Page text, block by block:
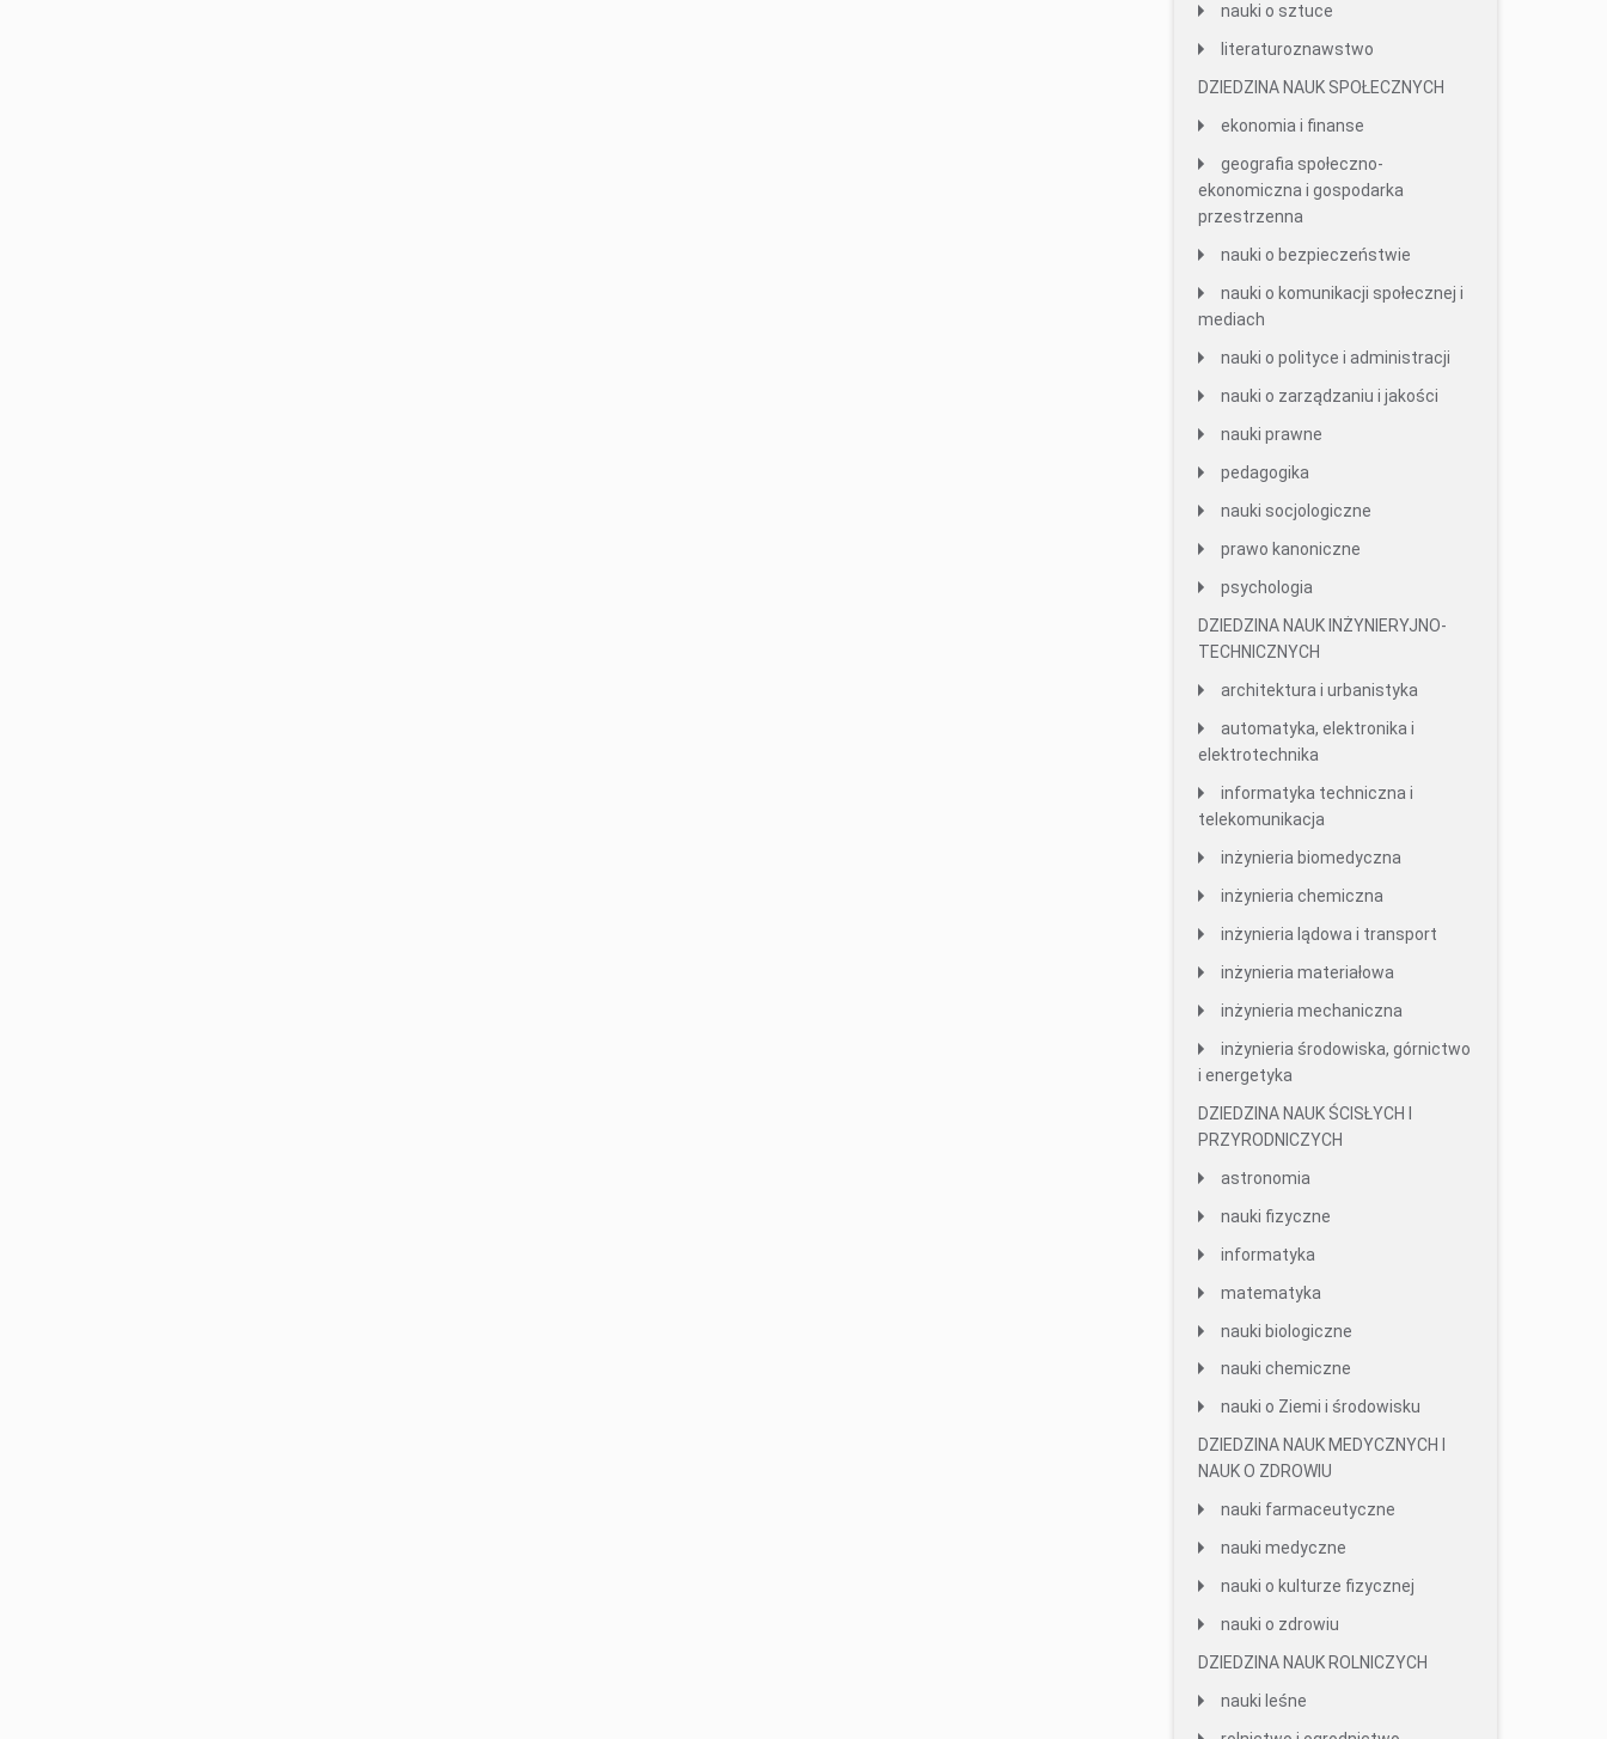
nauki o sztuce
literaturoznawstwo
DZIEDZINA NAUK SPOŁECZNYCH
ekonomia i finanse
geografia społeczno-
ekonomiczna i gospodarka
przestrzenna
nauki o bezpieczeństwie
nauki o komunikacji społecznej i
mediach
nauki o polityce i administracji
nauki o zarządzaniu i jakości
nauki prawne
pedagogika
nauki socjologiczne
prawo kanoniczne
psychologia
DZIEDZINA NAUK INŻYNIERYJNO-
TECHNICZNYCH
architektura i urbanistyka
automatyka, elektronika i
elektrotechnika
informatyka techniczna i
telekomunikacja
inżynieria biomedyczna
inżynieria chemiczna
inżynieria lądowa i transport
inżynieria materiałowa
inżynieria mechaniczna
inżynieria środowiska, górnictwo
i energetyka
DZIEDZINA NAUK ŚCISŁYCH I
PRZYRODNICZYCH
astronomia
nauki fizyczne
informatyka
matematyka
nauki biologiczne
nauki chemiczne
nauki o Ziemi i środowisku
DZIEDZINA NAUK MEDYCZNYCH I
NAUK O ZDROWIU
nauki farmaceutyczne
nauki medyczne
nauki o kulturze fizycznej
nauki o zdrowiu
DZIEDZINA NAUK ROLNICZYCH
nauki leśne